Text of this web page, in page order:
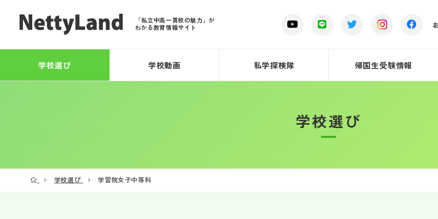
「私立中高一貫校の魅力」が
わかる教育情報サイト
学校選び 学校動画 私学探検隊 帰国生受験情報
学校選び
学校選び 学習院女子中等科